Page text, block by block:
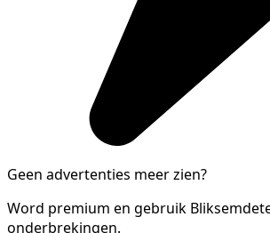
Geen advertenties meer zien?
Word premium en gebruik
onderbrekingen.